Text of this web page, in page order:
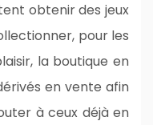
obtenir des jeux
pour les
la boutique en
en vente afin
à ceux déjà en